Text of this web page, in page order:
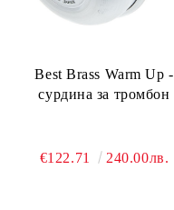
Best Brass Warm Up -
сурдина за тромбон
€122.71 240.00лв.